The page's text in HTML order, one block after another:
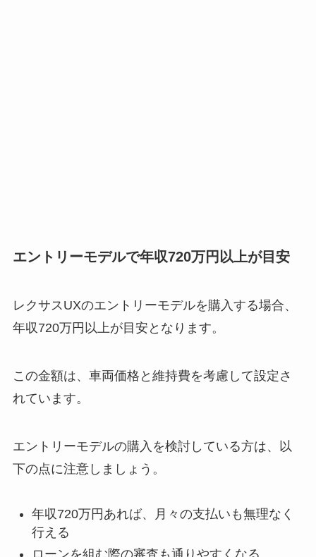
エントリーモデルで年収720万円以上が目安
レクサスUXのエントリーモデルを購入する場合、
年収720万円以上が目安となります。
この金額は、車両価格と維持費を考慮して設定さ
れています。
エントリーモデルの購入を検討している方は、以
下の点に注意しましょう。
年収720万円あれば、月々の支払いも無理なく
行える
ローンを組む際の審査も通りやすくなる